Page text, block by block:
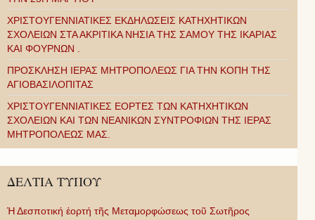
ΧΡΙΣΤΟΥΓΕΝΝΙΑΤΙΚΕΣ ΕΚΔΗΛΩΣΕΙΣ ΚΑΤΗΧΗΤΙΚΩΝ
ΣΧΟΛΕΙΩΝ ΣΤΑ ΑΚΡΙΤΙΚΑ ΝΗΣΙΑ ΤΗΣ ΣΑΜΟΥ ΤΗΣ ΙΚΑΡΙΑΣ
ΚΑΙ ΦΟΥΡΝΩΝ .
ΠΡΟΣΚΛΗΣΗ ΙΕΡΑΣ ΜΗΤΡΟΠΟΛΕΩΣ ΓΙΑ ΤΗΝ ΚΟΠΗ ΤΗΣ
ΑΓΙΟΒΑΣΙΛΟΠΙΤΑΣ
ΧΡΙΣΤΟΥΓΕΝΝΙΑΤΙΚΕΣ ΕΟΡΤΕΣ ΤΩΝ ΚΑΤΗΧΗΤΙΚΩΝ
ΣΧΟΛΕΙΩΝ ΚΑΙ ΤΩΝ ΝΕΑΝΙΚΩΝ ΣΥΝΤΡΟΦΙΩΝ ΤΗΣ ΙΕΡΑΣ
ΜΗΤΡΟΠΟΛΕΩΣ ΜΑΣ.
ΔΕΛΤΙΑ ΤΥΠΟΥ
Ἡ Δεσποτική ἑορτή τῆς Μεταμορφώσεως τοῦ Σωτῆρος